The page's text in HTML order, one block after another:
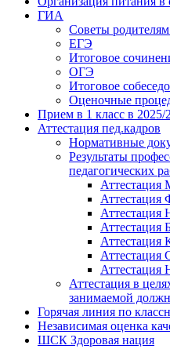
ГИА
Советы
ЕГЭ
Итоговое
ОГЭ
Итоговое
Оценочные
Прием в 1 класс в 2025/
Аттестация пед.кадров
Нормативные
Результаты
педагогических
Аттестация
Аттестация
Аттестация
Аттестация
Аттестация
Аттестация
Аттестация в
занимаемой
Горячая линия по
Независимая оценка
ШСК Здоровая нация